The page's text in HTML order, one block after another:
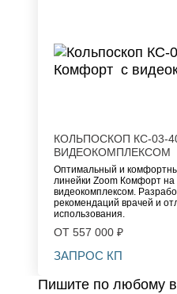
КОЛЬПОСКОП КС-03-
ВИДЕОКОМПЛЕКСОМ
Оптимальный и
линейки Zoom Комфорт на
видеокомплексом.
рекомендаций врачей и
использования.
ОТ 557 000 ₽
ЗАПРОС КП
Пишите по любому